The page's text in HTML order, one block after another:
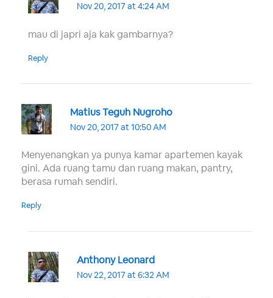
Nov 20, 2017 at 4:24 AM
mau di japri aja kak gambarnya?
Reply
Matius Teguh Nugroho
Nov 20, 2017 at 10:50 AM
Menyenangkan ya punya kamar apartemen kayak
gini. Ada ruang tamu dan ruang makan, pantry,
berasa rumah sendiri.
Reply
Anthony Leonard
Nov 22, 2017 at 6:32 AM